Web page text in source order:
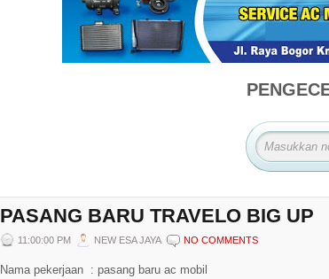
PASANG BARU TRAVELO BIG UP
11:00:00 PM NEW ESA JAYA NO COMMENTS
Nama pekerjaan : pasang baru ac mobil